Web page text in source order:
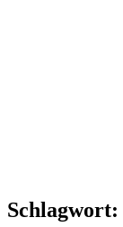
Schlagwort: